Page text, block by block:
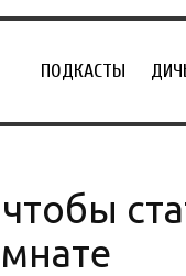
ПОДКАСТЫ